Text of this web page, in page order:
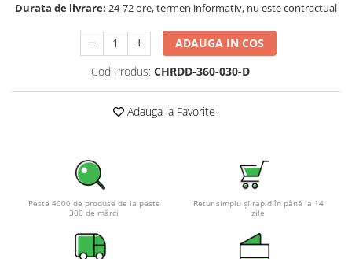
Invertoare Off-grid
Controlere solare
MPPT
Sisteme de stocare energie
Pachete complete stocare energie
Sisteme fotovoltaice complete
Durata de livrare: 24-72 ore, termen informativ, nu este contractual
ADAUGA IN COS
Cod Produs: CHRDD-360-030-D
Adauga la Favorite
Peste 4000 de produse de la peste
300 de mărci
Retur simplu și rapid în până la 14
zile